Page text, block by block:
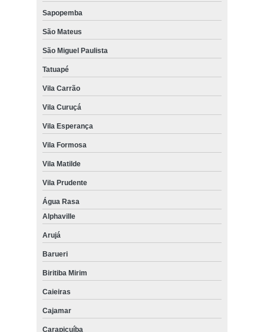
Sapopemba
São Mateus
São Miguel Paulista
Tatuapé
Vila Carrão
Vila Curuçá
Vila Esperança
Vila Formosa
Vila Matilde
Vila Prudente
Água Rasa
Alphaville
Arujá
Barueri
Biritiba Mirim
Caieiras
Cajamar
Carapicuíba